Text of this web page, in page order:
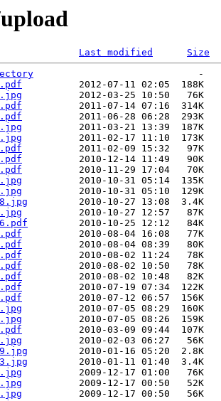
Last modified
Size
                             -
          2012-07-11 02:05  188K
          2012-03-25 10:50   76K
          2011-07-14 07:16  314K
          2011-06-28 06:28  293K
          2011-03-21 13:39  187K
          2011-02-17 11:10  173K
          2011-02-09 15:32   97K
          2010-12-14 11:49   90K
          2010-11-29 17:04   70K
          2010-10-31 05:14  135K
          2010-10-31 05:10  129K
         2010-10-27 13:08  3.4K
          2010-10-27 12:57   87K
         2010-10-25 12:12   84K
          2010-08-04 16:08   77K
          2010-08-04 08:39   80K
          2010-08-02 11:24   78K
          2010-08-02 10:50   78K
          2010-08-02 10:48   82K
          2010-07-19 07:34  122K
          2010-07-12 06:57  156K
          2010-07-05 08:29  160K
          2010-07-05 08:26  159K
          2010-03-09 09:44  107K
          2010-02-03 06:27   56K
         2010-01-16 05:20  2.8K
         2010-01-11 01:40  3.4K
          2009-12-17 01:00   76K
          2009-12-17 00:50   52K
          2009-12-17 00:50   56K